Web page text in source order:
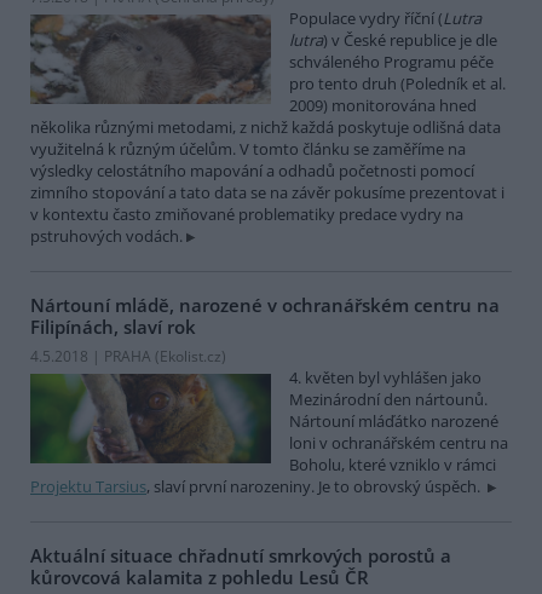
Populace vydry říční (Lutra
lutra) v České republice je dle
schváleného Programu péče
pro tento druh (Poledník et al.
2009) monitorována hned
několika různými metodami, z nichž každá poskytuje odlišná data
využitelná k různým účelům. V tomto článku se zaměříme na
výsledky celostátního mapování a odhadů početnosti pomocí
zimního stopování a tato data se na závěr pokusíme prezentovat i
v kontextu často zmiňované problematiky predace vydry na
pstruhových vodách.
Nártouní mládě, narozené v ochranářském centru na
Filipínách, slaví rok
4.5.2018 | PRAHA (Ekolist.cz)
4. květen byl vyhlášen jako
Mezinárodní den nártounů.
Nártouní mláďátko narozené
loni v ochranářském centru na
Boholu, které vzniklo v rámci
Projektu Tarsius, slaví první narozeniny. Je to obrovský úspěch.
Aktuální situace chřadnutí smrkových porostů a
kůrovcová kalamita z pohledu Lesů ČR